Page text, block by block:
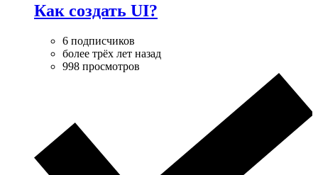
Как создать UI?
6 подписчиков
более трёх лет назад
998 просмотров